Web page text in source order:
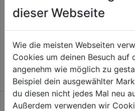
LED Arbeitsstrahler JARO
7060M 5800lm 50W 5m
0.0
von
Sternen.
79,99€
0.0
von
5
dieser Webseite
Wie die meisten Webseiten
Cookies um deinen Besuch auf
angenehm wie möglich zu
Beispiel dein ausgewählter
du diesen nicht jedes Mal neu
Außerdem verwenden wir